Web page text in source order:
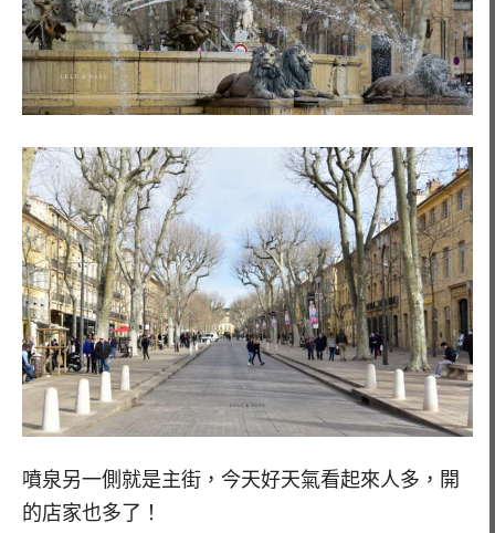
噴泉另一側就是主街，今天好天氣看起來人多，開
的店家也多了！